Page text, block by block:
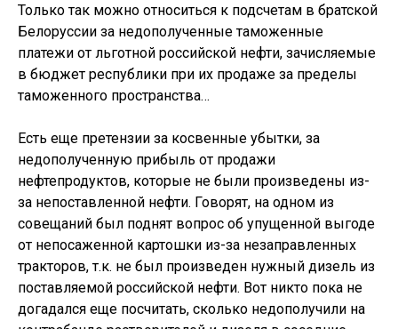
Только так можно относиться к подсчетам в братской
Белоруссии за недополученные таможенные
платежи от льготной российской нефти, зачисляемые
в бюджет республики при их продаже за пределы
таможенного пространства…
Есть еще претензии за косвенные убытки, за
недополученную прибыль от продажи
нефтепродуктов, которые не были произведены из-
за непоставленной нефти. Говорят, на одном из
совещаний был поднят вопрос об упущенной выгоде
от непосаженной картошки из-за незаправленных
тракторов, т.к. не был произведен нужный дизель из
поставляемой российской нефти. Вот никто пока не
догадался еще посчитать, сколько недополучили на